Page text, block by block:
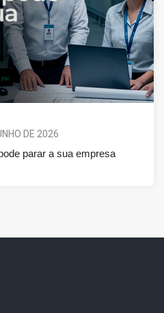
DE 2026
parar a sua empresa